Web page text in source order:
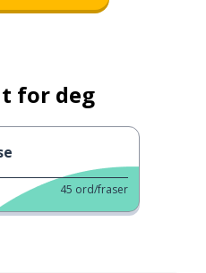
for deg
45 ord/fraser